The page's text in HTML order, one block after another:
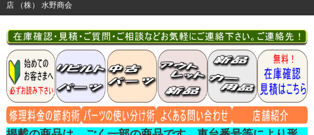
店 （株） 水野商会